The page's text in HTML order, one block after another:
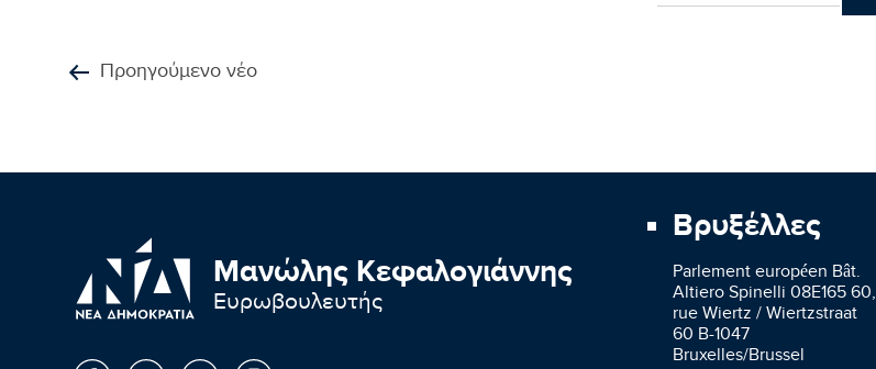
Προηγούμενο νέο
Μανώλης Κεφαλογιάννης
Ευρωβουλευτής
Βρυξέλλες
Parlement européen Bât.
Altiero Spinelli 08E165 60,
rue Wiertz / Wiertzstraat
60 B-1047
Bruxelles/Brussel